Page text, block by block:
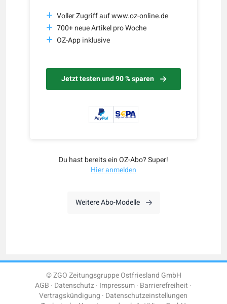
Voller Zugriff auf www.oz-online.de
700+ neue Artikel pro Woche
OZ-App inklusive
Jetzt testen und 90 % sparen
Du hast bereits ein OZ-Abo? Super!
Hier anmelden
Weitere Abo-Modelle
© ZGO Zeitungsgruppe Ostfriesland GmbH
AGB Datenschutz Impressum Barrierefreiheit
Vertragskündigung Datenschutzeinstellungen